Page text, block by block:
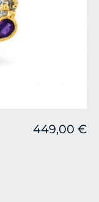
449,00 €
449,00 €